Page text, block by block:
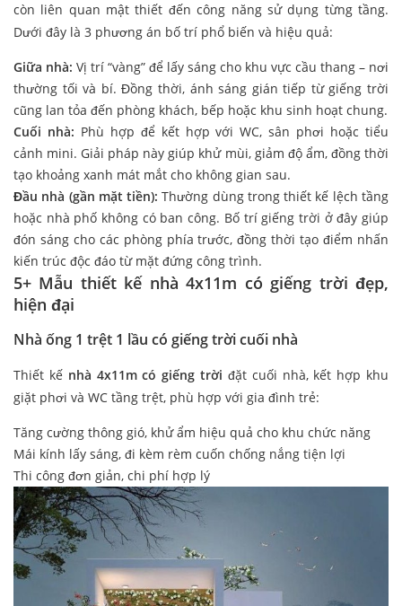
còn liên quan mật thiết đến công năng sử dụng từng tầng.
Dưới đây là 3 phương án bố trí phổ biến và hiệu quả:
Giữa nhà: Vị trí “vàng” để lấy sáng cho khu vực cầu thang – nơi
thường tối và bí. Đồng thời, ánh sáng gián tiếp từ giếng trời
cũng lan tỏa đến phòng khách, bếp hoặc khu sinh hoạt chung.
Cuối nhà: Phù hợp để kết hợp với WC, sân phơi hoặc tiểu
cảnh mini. Giải pháp này giúp khử mùi, giảm độ ẩm, đồng thời
tạo khoảng xanh mát mắt cho không gian sau.
Đầu nhà (gần mặt tiền): Thường dùng trong thiết kế lệch tầng
hoặc nhà phố không có ban công. Bố trí giếng trời ở đây giúp
đón sáng cho các phòng phía trước, đồng thời tạo điểm nhấn
kiến trúc độc đáo từ mặt đứng công trình.
5+ Mẫu thiết kế nhà 4x11m có giếng trời đẹp,
hiện đại
Nhà ống 1 trệt 1 lầu có giếng trời cuối nhà
Thiết kế nhà 4x11m có giếng trời đặt cuối nhà, kết hợp khu
giặt phơi và WC tầng trệt, phù hợp với gia đình trẻ:
Tăng cường thông gió, khử ẩm hiệu quả cho khu chức năng
Mái kính lấy sáng, đi kèm rèm cuốn chống nắng tiện lợi
Thi công đơn giản, chi phí hợp lý